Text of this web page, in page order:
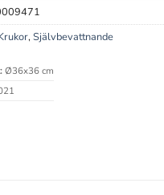
,Självbevattnande
Ø36x36 cm